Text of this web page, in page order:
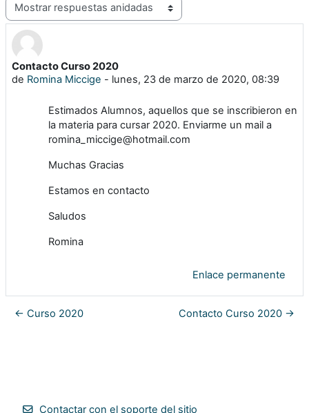
Contacto Curso 2020
de Romina Miccige - lunes, 23 de marzo de 2020, 08:39
Número de respuestas: 0
Estimados Alumnos, aquellos que se inscribieron en
la materia para cursar 2020. Enviarme un mail a
romina_miccige@hotmail.com
Muchas Gracias
Estamos en contacto
Saludos
Romina
Enlace permanente
← Curso 2020 Contacto Curso 2020 →
Contactar con el soporte del sitio